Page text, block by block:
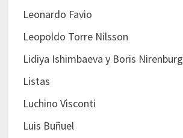
Leonardo Favio
Leopoldo Torre Nilsson
Lidiya Ishimbaeva y Boris Nirenburg
Listas
Luchino Visconti
Luis Buñuel